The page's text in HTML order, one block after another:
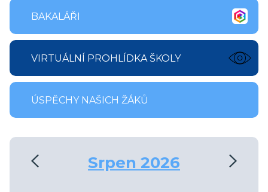
BAKALÁŘI
VIRTUÁLNÍ PROHLÍDKA ŠKOLY
ÚSPĚCHY NAŠICH ŽÁKŮ
Srpen 2026